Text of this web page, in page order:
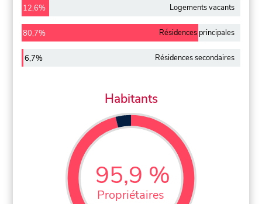
12,6% Logements vacants
80,7% Résidences principales
6,7% Résidences secondaires
Habitants
95,9 %
Propriétaires